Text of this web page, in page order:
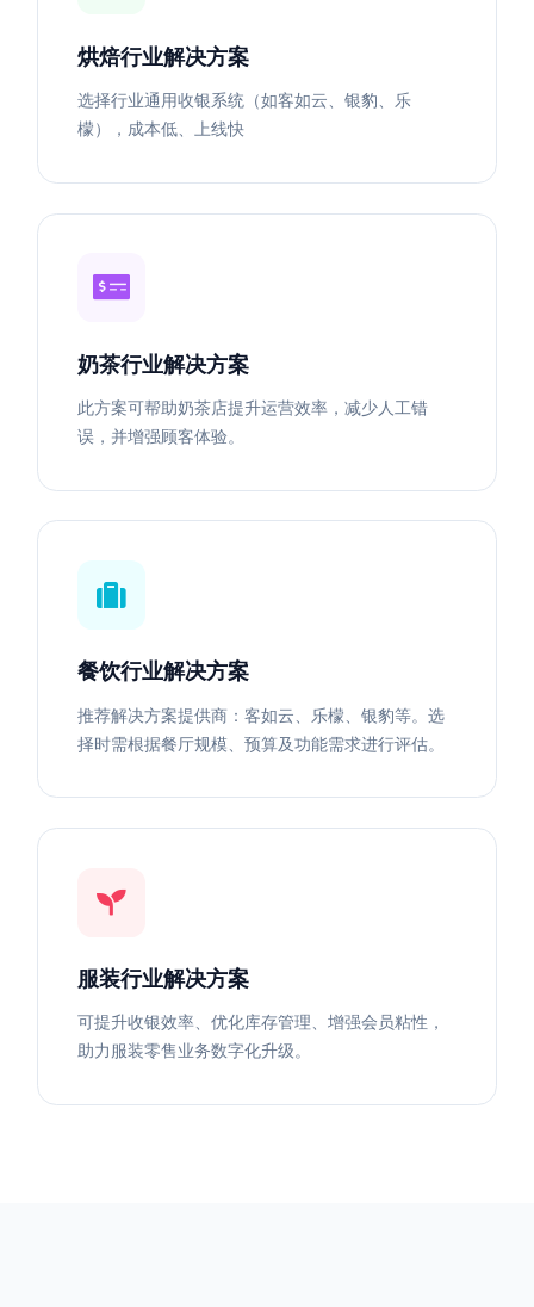
烘焙行业解决方案
选择行业通用收银系统（如客如云、银豹、乐
檬），成本低、上线快
奶茶行业解决方案
此方案可帮助奶茶店提升运营效率，减少人工错
误，并增强顾客体验。
餐饮行业解决方案
推荐解决方案提供商：客如云、乐檬、银豹等。选
择时需根据餐厅规模、预算及功能需求进行评估。
服装行业解决方案
可提升收银效率、优化库存管理、增强会员粘性，
助力服装零售业务数字化升级。